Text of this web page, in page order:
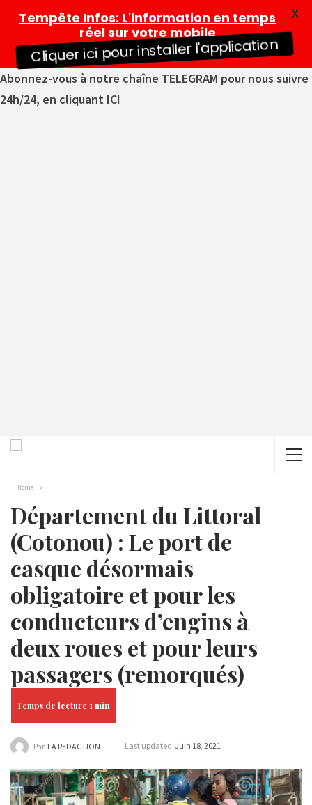
Abonnez-vous à notre chaîne TELEGRAM pour nous suivre
24h/24, en cliquant ICI
Home
Département du Littoral
(Cotonou) : Le port de
casque désormais
obligatoire et pour les
conducteurs d’engins à
deux roues et pour leurs
passagers (remorqués)
Par LA REDACTION Last updated Juin 18, 2021
Tempête Infos: L'information en temps
réel sur votre mobile
Cliquer ici pour installer l'application
X